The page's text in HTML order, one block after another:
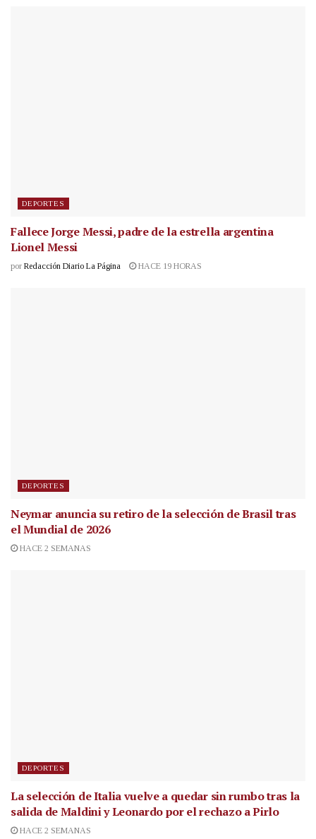
DEPORTES
Fallece Jorge Messi, padre de la estrella argentina
Lionel Messi
por Redacción Diario La Página HACE 19 HORAS
DEPORTES
Neymar anuncia su retiro de la selección de Brasil tras
el Mundial de 2026
HACE 2 SEMANAS
DEPORTES
La selección de Italia vuelve a quedar sin rumbo tras la
salida de Maldini y Leonardo por el rechazo a Pirlo
HACE 2 SEMANAS